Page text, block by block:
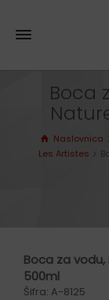
Boca
Naslovnica
Les Artistes
Boca za
500ml
Šifra: A-8125